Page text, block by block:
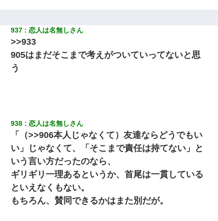
937 恋人は名無しさん
>>933
905はまだそこまで考えがついていってないと思
う
938 恋人は名無しさん
「（>>906本人じゃなくて）友達ならどうでもい
い」じゃなくて、「そこまで責任は持てない」と
いう言い方だったのなら、
ギリギリ一理あるというか、首尾は一貫している
といえなくもない。
もちろん、賛同できるかはまた別だが。